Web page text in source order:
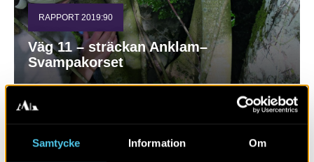
Samtycke Information Om
RAPPORT 2019:90
Väg 11 – sträckan Anklam–
Svampakorset